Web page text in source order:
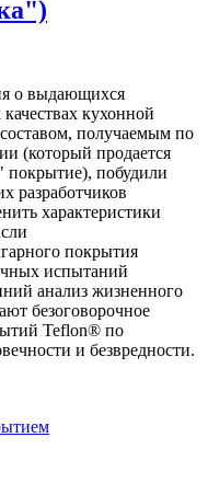
о выдающихся
кухонной
получаемым по
(который продается
покрытие), побудили
разработчиков
характеристики
покрытия
испытаний
анализ жизненного
безоговорочное
Teflon® по
и безвредности.